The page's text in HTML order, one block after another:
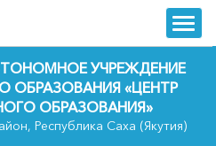
trk
УЧРЕЖДЕНИЕ
ОБРАЗОВАНИЯ «ЦЕНТР
ОБРАЗОВАНИЯ»
Республика Саха (Якутия)